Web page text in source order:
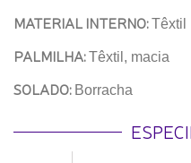
MATERIAL INTERNO:Têxtil
PALMILHA:Têxtil, macia
SOLADO: Borracha